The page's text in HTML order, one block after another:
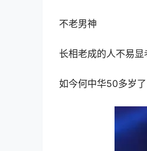
不老男神
长相老成的人不易显
如今何中华50多岁